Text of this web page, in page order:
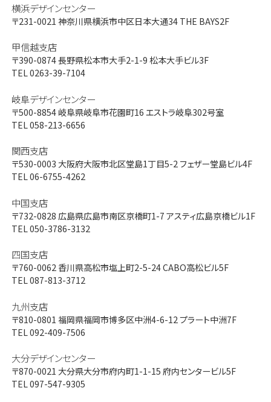
横浜デザインセンター
〒231-0021 神奈川県横浜市中区日本大通34 THE BAYS2F
甲信越支店
〒390-0874長野県松本市大手2-1-9 松本大手ビル3F
TEL 0263-39-7104
岐阜デザインセンター
〒500-8854岐阜県岐阜市花園町16 エストラ岐阜302号室
TEL 058-213-6656
関西支店
〒530-0003 大阪府大阪市北区堂島1丁目5-2 フェザー堂島ビル4F
TEL 06-6755-4262
中国支店
〒732-0828 広島県広島市南区京橋町1-7 アスティ広島京橋ビル1F
TEL 050-3786-3132
四国支店
〒760-0062香川県高松市塩上町2-5-24 CABO高松ビル5F
TEL 087-813-3712
九州支店
〒810-0801 福岡県福岡市博多区中洲4-6-12 プラート中洲7F
TEL 092-409-7506
大分デザインセンター
〒870-0021 大分県大分市府内町1-1-15 府内センタービル5F
TEL 097-547-9305